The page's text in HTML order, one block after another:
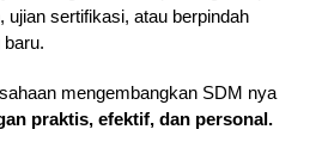
ujian sertifikasi, atau berpindah
baru.
mengembangkan SDM nya
praktis, efektif, dan personal.